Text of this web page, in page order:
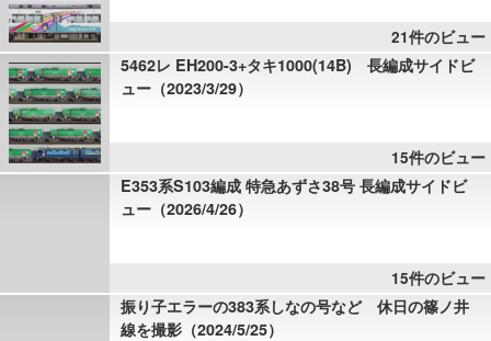
21件のビュー
5462レ EH200-3+タキ1000(14B) 長編成サイドビ
ュー（2023/3/29）
15件のビュー
E353系S103編成 特急あずさ38号 長編成サイドビ
ュー（2026/4/26）
15件のビュー
振り子エラーの383系しなの号など 休日の篠ノ井
線を撮影（2024/5/25）